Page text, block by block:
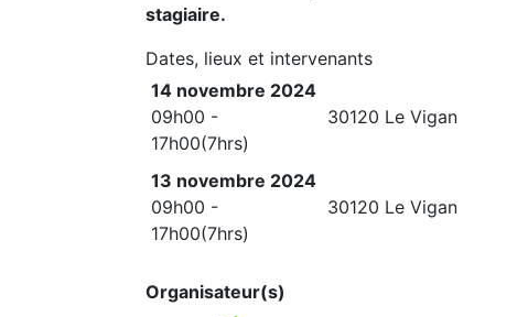
stagiaire.
Dates, lieux et intervenants
14 novembre 2024
09h00 -
17h00(7hrs)
30120 Le Vigan
13 novembre 2024
09h00 -
17h00(7hrs)
30120 Le Vigan
Organisateur(s)